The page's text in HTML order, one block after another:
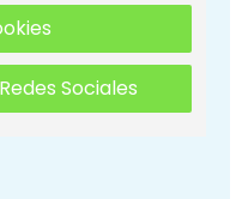
Sociales